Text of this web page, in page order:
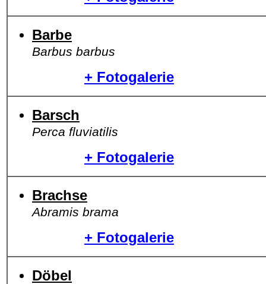
Barbe
Barbus barbus
+ Fotogalerie
Barsch
Perca fluviatilis
+ Fotogalerie
Brachse
Abramis brama
+ Fotogalerie
Döbel